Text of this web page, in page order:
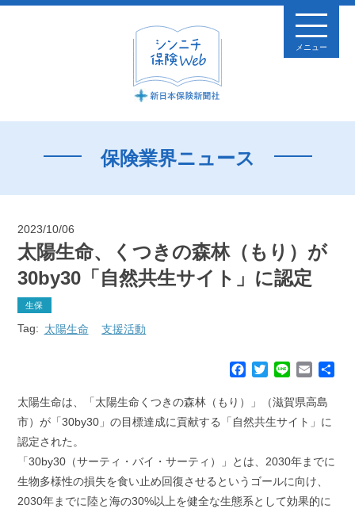
メニュー
保険業界ニュース
2023/10/06
太陽生命、くつきの森林（もり）が
30by30「自然共生サイト」に認定
生保
Tag: 太陽生命 支援活動
e
o
k
T
i
t
r
n
e
E
a
太陽生命は、「太陽生命くつきの森林（もり）」（滋賀県高島
市）が「30by30」の目標達成に貢献する「自然共生サイト」に
認定された。
「30by30（サーティ・バイ・サーティ）」とは、2030年までに
生物多様性の損失を食い止め回復させるというゴールに向け、
2030年までに陸と海の30%以上を健全な生態系として効果的に